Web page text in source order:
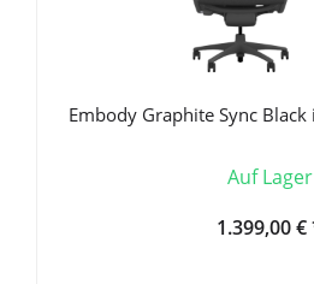
Embody Graphite Sync
Auf Lager
1.399,00 €